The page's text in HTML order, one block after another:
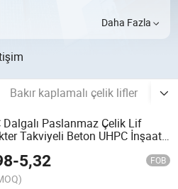
Daha Fazla
Bakır kaplamalı çelik lifler
Dalgalı Paslanmaz Çelik Lif
Takviyeli Beton UHPC İnşaat
-5,32 FOB